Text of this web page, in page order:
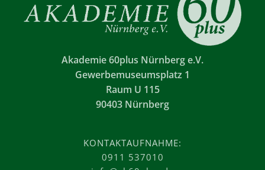
Akademie 60plus Nürnberg e.V.
Gewerbemuseumsplatz 1
Raum U 115
90403 Nürnberg
KONTAKTAUFNAHME:
0911 537010